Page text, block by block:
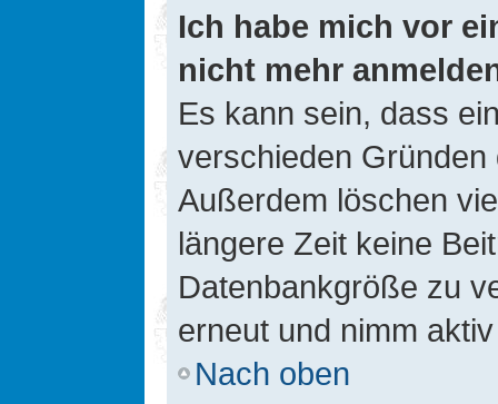
Ich habe mich vor
nicht mehr
Es kann sein, dass
verschieden
Außerdem löschen
längere Zeit keine
Datenbankgröße zu
erneut und nimm
Nach oben